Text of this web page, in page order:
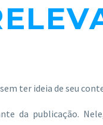
ter ideia de seu
da publicação.